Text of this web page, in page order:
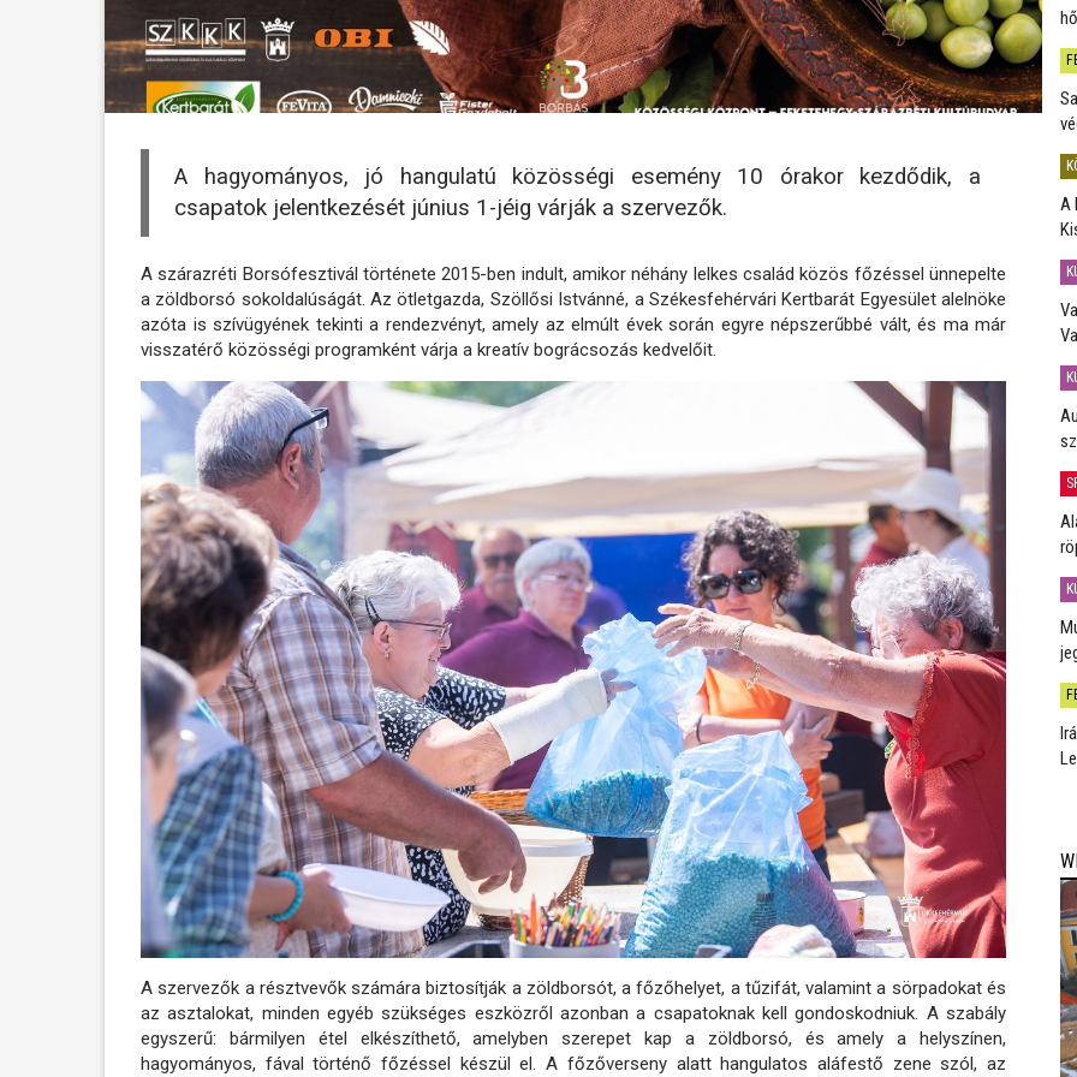
A hagyományos, jó hangulatú közösségi esemény 10 órakor kezdődik, a
csapatok jelentkezését június 1-jéig várják a szervezők.
A szárazréti Borsófesztivál története 2015-ben indult, amikor néhány lelkes család közös főzéssel ünnepelte
a zöldborsó sokoldalúságát. Az ötletgazda, Szöllősi Istvánné, a Székesfehérvári Kertbarát Egyesület alelnöke
azóta is szívügyének tekinti a rendezvényt, amely az elmúlt évek során egyre népszerűbbé vált, és ma már
visszatérő közösségi programként várja a kreatív bográcsozás kedvelőit.
A szervezők a résztvevők számára biztosítják a zöldborsót, a főzőhelyet, a tűzifát, valamint a sörpadokat és
az asztalokat, minden egyéb szükséges eszközről azonban a csapatoknak kell gondoskodniuk. A szabály
egyszerű: bármilyen étel elkészíthető, amelyben szerepet kap a zöldborsó, és amely a helyszínen,
hagyományos, fával történő főzéssel készül el. A főzőverseny alatt hangulatos aláfestő zene szól, az
A